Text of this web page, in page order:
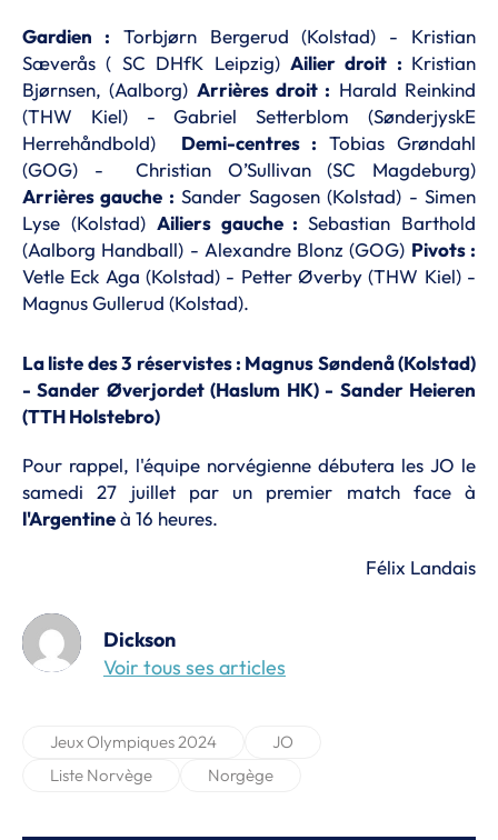
Gardien : Torbjørn Bergerud (Kolstad) - Kristian
Sæverås ( SC DHfK Leipzig) Ailier droit : Kristian
Bjørnsen, (Aalborg) Arrières droit : Harald Reinkind
(THW Kiel) - Gabriel Setterblom (SønderjyskE
Herrehåndbold) Demi-centres : Tobias Grøndahl
(GOG) - Christian O’Sullivan (SC Magdeburg)
Arrières gauche : Sander Sagosen (Kolstad) - Simen
Lyse (Kolstad) Ailiers gauche :Sebastian Barthold
(Aalborg Handball) - Alexandre Blonz (GOG) Pivots :
Vetle Eck Aga (Kolstad) - Petter Øverby (THW Kiel) -
Magnus Gullerud (Kolstad).
La liste des 3 réservistes : Magnus Søndenå (Kolstad)
- Sander Øverjordet (Haslum HK) - Sander Heieren
(TTH Holstebro)
Pour rappel, l'équipe norvégienne débutera les JO le
samedi 27 juillet par un premier match face à
l'Argentineà 16 heures.
Félix Landais
Dickson
Voir tous ses articles
Jeux Olympiques 2024
JO
Liste Norvège
Norgège